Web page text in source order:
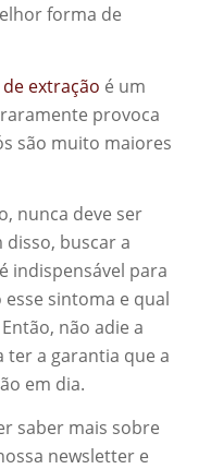
forma de
extração é um
provoca
são muito maiores
nunca deve ser
buscar a
indispensável para
sintoma e qual
não adie a
ter a garantia que a
em dia.
saber mais sobre
newsletter e